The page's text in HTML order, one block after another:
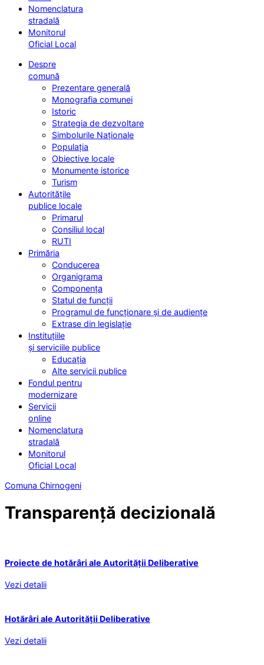
Nomenclatura
stradală
Monitorul
Oficial Local
Despre
comună
Prezentare generală
Monografia comunei
Istoric
Strategia de dezvoltare
Simbolurile Naționale
Populația
Obiective locale
Monumente istorice
Turism
Autoritățile
publice locale
Primarul
Consiliul local
RUTI
Primăria
Conducerea
Organigrama
Componența
Statul de funcții
Programul de funcționare și de audiențe
Extrase din legislație
Instituțiile
și serviciile publice
Educația
Alte servicii publice
Fondul pentru
modernizare
Servicii
online
Nomenclatura
stradală
Monitorul
Oficial Local
Comuna Chirnogeni
Transparență decizională
Proiecte de hotărâri ale Autorității Deliberative
Vezi detalii
Hotărâri ale Autorității Deliberative
Vezi detalii